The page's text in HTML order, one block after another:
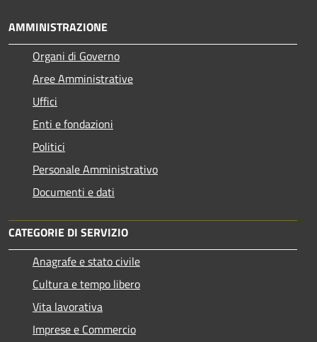
AMMINISTRAZIONE
Organi di Governo
Aree Amministrative
Uffici
Enti e fondazioni
Politici
Personale Amministrativo
Documenti e dati
CATEGORIE DI SERVIZIO
Anagrafe e stato civile
Cultura e tempo libero
Vita lavorativa
Imprese e Commercio